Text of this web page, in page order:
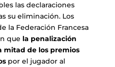
las declaraciones
su eliminación. Los
la Federación Francesa
que la penalización
mitad de los premios
por el jugador al